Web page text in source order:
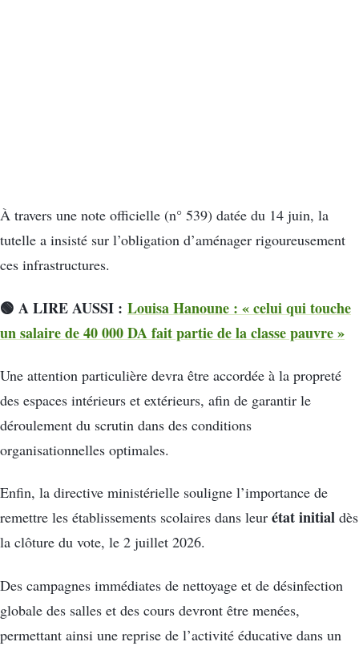
À travers une note officielle (n° 539) datée du 14 juin, la
tutelle a insisté sur l’obligation d’aménager rigoureusement
ces infrastructures.
🟢 A LIRE AUSSI : Louisa Hanoune : « celui qui touche
un salaire de 40 000 DA fait partie de la classe pauvre »
Une attention particulière devra être accordée à la propreté
des espaces intérieurs et extérieurs, afin de garantir le
déroulement du scrutin dans des conditions
organisationnelles optimales.
Enfin, la directive ministérielle souligne l’importance de
remettre les établissements scolaires dans leur état initial dès
la clôture du vote, le 2 juillet 2026.
Des campagnes immédiates de nettoyage et de désinfection
globale des salles et des cours devront être menées,
permettant ainsi une reprise de l’activité éducative dans un